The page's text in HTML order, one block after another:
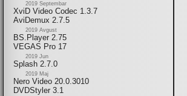
2019 Septembar
XviD Video Codec 1.3.7
AviDemux 2.7.5
2019 Avgust
BS.Player 2.75
VEGAS Pro 17
2019 Jun
Splash 2.7.0
2019 Maj
Nero Video 20.0.3010
DVDStyler 3.1